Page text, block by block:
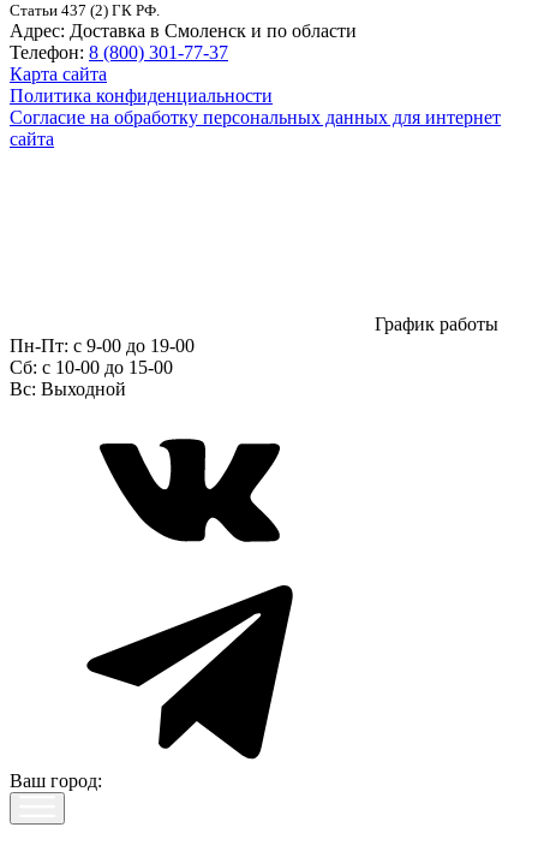
Статьи 437 (2) ГК РФ.
Адрес: Доставка в Смоленск и по области
Телефон: 8 (800) 301-77-37
Карта сайта
Политика конфиденциальности
Согласие на обработку персональных данных для интернет
сайта
График работы
Пн-Пт: с 9-00 до 19-00
Сб: c 10-00 до 15-00
Вс: Выходной
Ваш город: